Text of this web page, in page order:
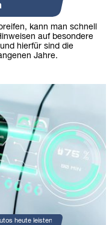
kann man schnell
auf besondere
hierfür sind die
Jahre.
heute leisten